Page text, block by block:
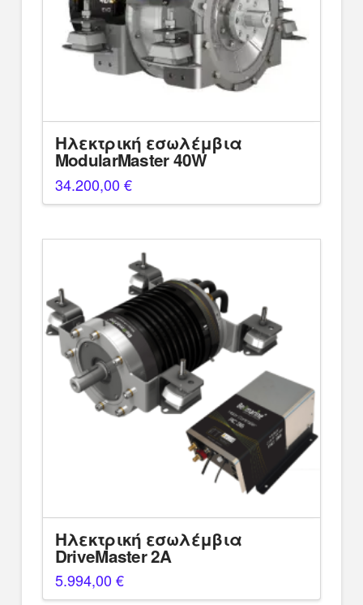
Ηλεκτρική εσωλέμβια
ModularMaster 40W
34.200,00€
Ηλεκτρική εσωλέμβια
DriveMaster 2A
5.994,00€